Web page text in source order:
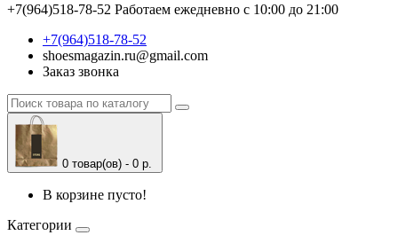
+7(964)518-78-52 Работаем ежедневно с 10:00 до 21:00
+7(964)518-78-52
shoesmagazin.ru@gmail.com
Заказ звонка
0 товар(ов) - 0 р.
В корзине пусто!
Категории